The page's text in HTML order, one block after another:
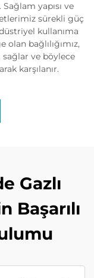
yapısı ve
sürekli güç
kullanıma
bağlılığımız,
sağlar ve böylece
karşılanır.
Gazlı
Başarılı